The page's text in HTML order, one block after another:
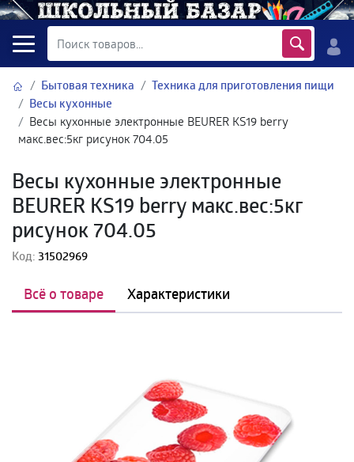
Бытовая техника
Техника для приготовления пищи
Весы кухонные
Весы кухонные электронные BEURER KS19 berry
макс.вес:5кг рисунок 704.05
Весы кухонные электронные
BEURER KS19 berry макс.вес:5кг
рисунок 704.05
Код:31502969
Всё о товаре Характеристики